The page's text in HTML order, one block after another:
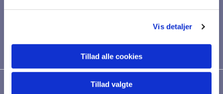
Vis detaljer
Tillad alle cookies
Tillad valgte